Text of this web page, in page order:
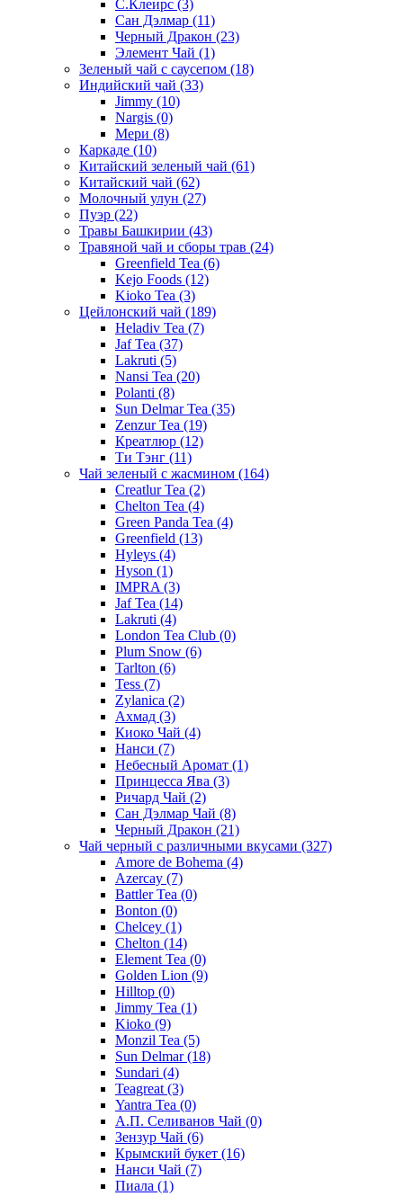
С.Клеирс (3)
Сан Дэлмар (11)
Черный Дракон (23)
Элемент Чай (1)
Зеленый чай с саусепом (18)
Индийский чай (33)
Jimmy (10)
Nargis (0)
Мери (8)
Каркаде (10)
Китайский зеленый чай (61)
Китайский чай (62)
Молочный улун (27)
Пуэр (22)
Травы Башкирии (43)
Травяной чай и сборы трав (24)
Greenfield Tea (6)
Kejo Foods (12)
Kioko Tea (3)
Цейлонский чай (189)
Heladiv Tea (7)
Jaf Tea (37)
Lakruti (5)
Nansi Tea (20)
Polanti (8)
Sun Delmar Tea (35)
Zenzur Tea (19)
Креатлюр (12)
Ти Тэнг (11)
Чай зеленый с жасмином (164)
Creatlur Tea (2)
Chelton Tea (4)
Green Panda Tea (4)
Greenfield (13)
Hyleys (4)
Hyson (1)
IMPRA (3)
Jaf Tea (14)
Lakruti (4)
London Tea Club (0)
Plum Snow (6)
Tarlton (6)
Tess (7)
Zylanica (2)
Ахмад (3)
Киоко Чай (4)
Нанси (7)
Небесный Аромат (1)
Принцесса Ява (3)
Ричард Чай (2)
Сан Дэлмар Чай (8)
Черный Дракон (21)
Чай черный с различными вкусами (327)
Amore de Bohema (4)
Azercay (7)
Battler Tea (0)
Bonton (0)
Chelcey (1)
Chelton (14)
Element Tea (0)
Golden Lion (9)
Hilltop (0)
Jimmy Tea (1)
Kioko (9)
Monzil Tea (5)
Sun Delmar(18)
Sundari (4)
Teagreat (3)
Yantra Tea (0)
А.П. Селиванов Чай (0)
Зензур Чай (6)
Крымский букет (16)
Нанси Чай (7)
Пиала (1)